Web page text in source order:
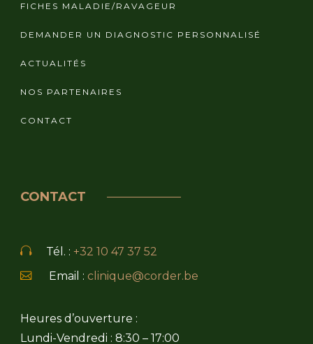
FICHES MALADIE/RAVAGEUR
DEMANDER UN DIAGNOSTIC PERSONNALISÉ
ACTUALITÉS
NOS PARTENAIRES
CONTACT
CONTACT
Tél. : +32 10 47 37 52
Email : clinique@corder.be
Heures d’ouverture :
Lundi-Vendredi : 8:30 – 17:00